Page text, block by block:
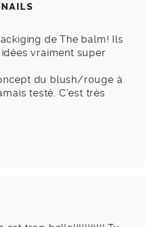
de The balm! Ils
vraiment super
du blush/rouge à
testé. C’est très